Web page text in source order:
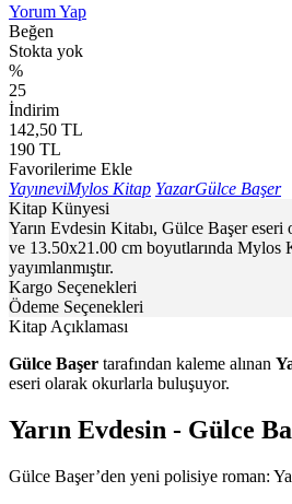
Yorum Yap
Beğen
Stokta yok
%
25
İndirim
142,50 TL
190 TL
Favorilerime Ekle
YayıneviMylos Kitap YazarGülce Başer
Kitap Künyesi
Yarın Evdesin Kitabı, Gülce Başer
ve 13.50x21.00 cm boyutlarında Mylos
yayımlanmıştır.
Kargo Seçenekleri
Ödeme Seçenekleri
Kitap Açıklaması
Gülce Başer tarafından kaleme alınan
eseri olarak okurlarla buluşuyor.
Yarın Evdesin - Gülce
Gülce Başer’den yeni polisiye roman: